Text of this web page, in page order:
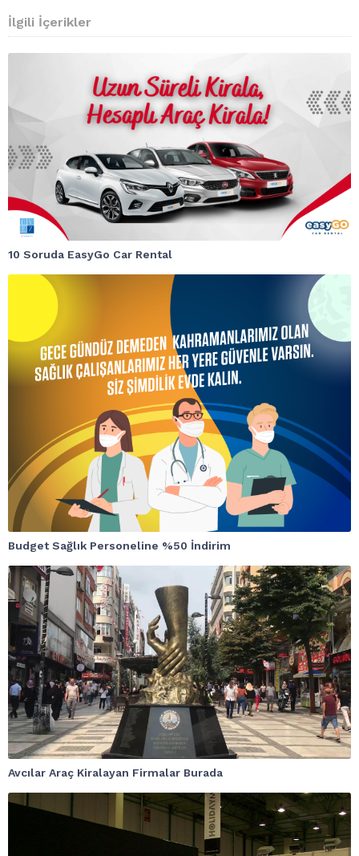
İlgili İçerikler
10 Soruda EasyGo Car Rental
Budget Sağlık Personeline %50 İndirim
Avcılar Araç Kiralayan Firmalar Burada